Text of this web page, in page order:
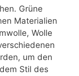
Grüne
Materialien
Wolle
um den
Stil des